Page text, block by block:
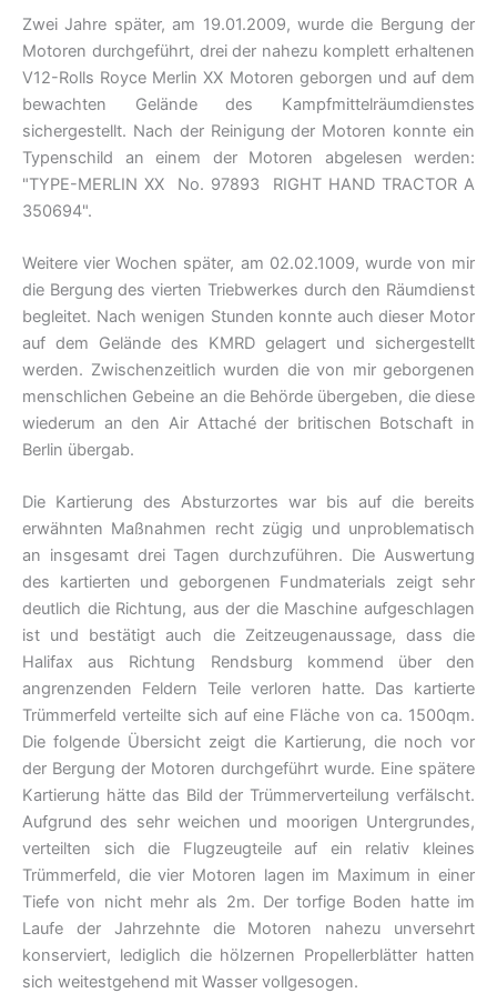
Zwei Jahre später, am 19.01.2009, wurde die Bergung der
Motoren durchgeführt, drei der nahezu komplett erhaltenen
V12-Rolls Royce Merlin XX Motoren geborgen und auf dem
bewachten Gelände des Kampfmittelräumdienstes
sichergestellt. Nach der Reinigung der Motoren konnte ein
Typenschild an einem der Motoren abgelesen werden:
"TYPE-MERLIN XX No. 97893 RIGHT HAND TRACTOR A
350694".
Weitere vier Wochen später, am 02.02.1009, wurde von mir
die Bergung des vierten Triebwerkes durch den Räumdienst
begleitet. Nach wenigen Stunden konnte auch dieser Motor
auf dem Gelände des KMRD gelagert und sichergestellt
werden. Zwischenzeitlich wurden die von mir geborgenen
menschlichen Gebeine an die Behörde übergeben, die diese
wiederum an den Air Attaché der britischen Botschaft in
Berlin übergab.
Die Kartierung des Absturzortes war bis auf die bereits
erwähnten Maßnahmen recht zügig und unproblematisch
an insgesamt drei Tagen durchzuführen. Die Auswertung
des kartierten und geborgenen Fundmaterials zeigt sehr
deutlich die Richtung, aus der die Maschine aufgeschlagen
ist und bestätigt auch die Zeitzeugenaussage, dass die
Halifax aus Richtung Rendsburg kommend über den
angrenzenden Feldern Teile verloren hatte. Das kartierte
Trümmerfeld verteilte sich auf eine Fläche von ca. 1500qm.
Die folgende Übersicht zeigt die Kartierung, die noch vor
der Bergung der Motoren durchgeführt wurde. Eine spätere
Kartierung hätte das Bild der Trümmerverteilung verfälscht.
Aufgrund des sehr weichen und moorigen Untergrundes,
verteilten sich die Flugzeugteile auf ein relativ kleines
Trümmerfeld, die vier Motoren lagen im Maximum in einer
Tiefe von nicht mehr als 2m. Der torfige Boden hatte im
Laufe der Jahrzehnte die Motoren nahezu unversehrt
konserviert, lediglich die hölzernen Propellerblätter hatten
sich weitestgehend mit Wasser vollgesogen.